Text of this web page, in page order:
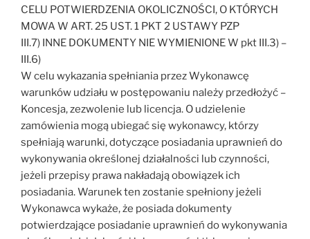
CELU POTWIERDZENIA OKOLICZNOŚCI, O KTÓRYCH
MOWA W ART. 25 UST. 1 PKT 2 USTAWY PZP
III.7) INNE DOKUMENTY NIE WYMIENIONE W pkt III.3) –
III.6)
W celu wykazania spełniania przez Wykonawcę
warunków udziału w postępowaniu należy przedłożyć –
Koncesja, zezwolenie lub licencja. O udzielenie
zamówienia mogą ubiegać się wykonawcy, którzy
spełniają warunki, dotyczące posiadania uprawnień do
wykonywania określonej działalności lub czynności,
jeżeli przepisy prawa nakładają obowiązek ich
posiadania. Warunek ten zostanie spełniony jeżeli
Wykonawca wykaże, że posiada dokumenty
potwierdzające posiadanie uprawnień do wykonywania